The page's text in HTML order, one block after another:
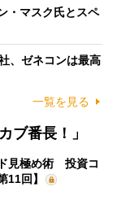
・マスク氏とスペ
、ゼネコンは最高
一覧を見る
ブ番長！」
見極め術 投資コ
11回】